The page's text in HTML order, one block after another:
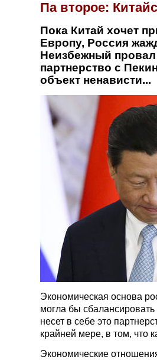
Па второе:
Пока Китай хочет
Европу, Россия
Неизбежный
партнерство с
объект ненависти...
Экономическая основа
могла бы сбалансировать
несет в себе это
крайней мере, в том, что
Экономические